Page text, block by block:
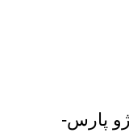
پژو 405-پژو پارس-